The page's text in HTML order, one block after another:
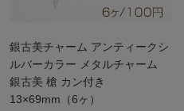
銀古美チャーム アンティークシ
ルバーカラー メタルチャーム
銀古美 槍 カン付き
13×69mm（6ヶ）